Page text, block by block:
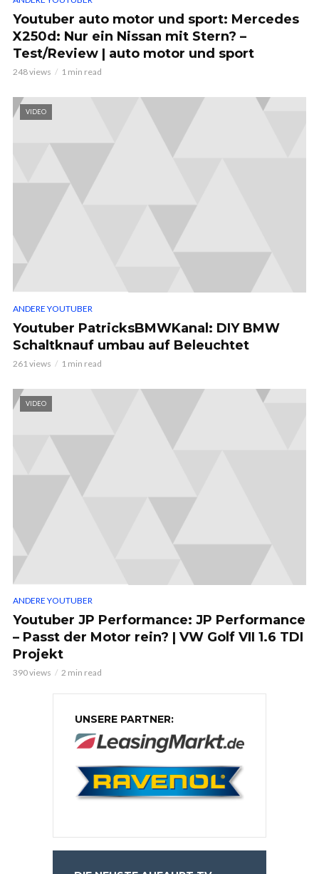
Youtuber auto motor und sport: Mercedes
X250d: Nur ein Nissan mit Stern? –
Test/Review | auto motor und sport
248 views 1 min read
VIDEO
ANDERE YOUTUBER
Youtuber PatricksBMWKanal: DIY BMW
Schaltknauf umbau auf Beleuchtet
261 views 1 min read
VIDEO
ANDERE YOUTUBER
Youtuber JP Performance: JP Performance
– Passt der Motor rein? | VW Golf VII 1.6 TDI
Projekt
390 views 2 min read
UNSERE PARTNER: